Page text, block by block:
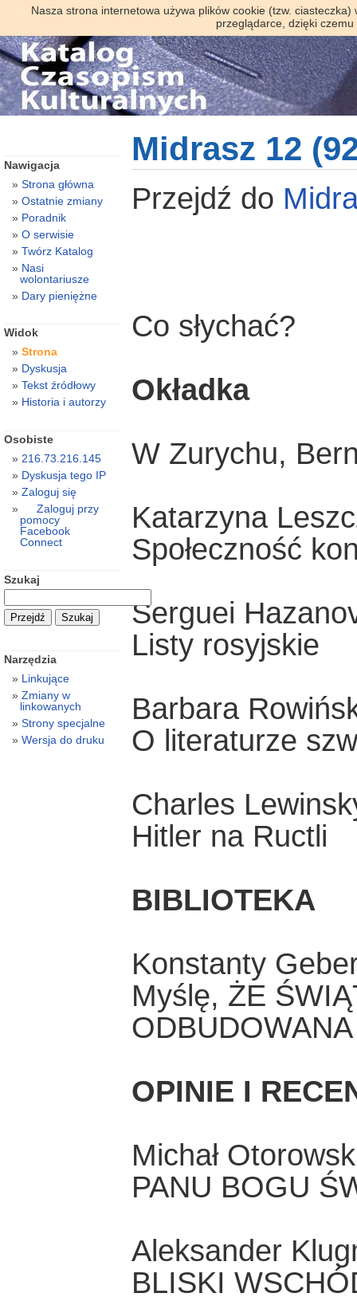
Nasza strona internetowa używa plików cookie (tzw.
przeglądarce, dzięki
Midrasz 12
Przejdź do
Co słychać?
Okładka
W Zurychu,
Katarzyna
Społeczność
Serguei
Listy rosyjskie
Barbara
O literaturze
Charles
Hitler na Ructli
BIBLIOTEKA
Konstanty
Myślę, ŻE
ODBUDOWANA
OPINIE I
Michał
PANU BOGU
Aleksander
BLISKI
Nawigacja
Strona główna
Ostatnie zmiany
Poradnik
O serwisie
Twórz Katalog
Nasi
wolontariusze
Dary pieniężne
Widok
Strona
Dyskusja
Tekst źródłowy
Historia i autorzy
Osobiste
216.73.216.145
Dyskusja tego IP
Zaloguj się
Zaloguj przy
pomocy
Facebook
Connect
Szukaj
Narzędzia
Linkujące
Zmiany w
linkowanych
Strony specjalne
Wersja do druku